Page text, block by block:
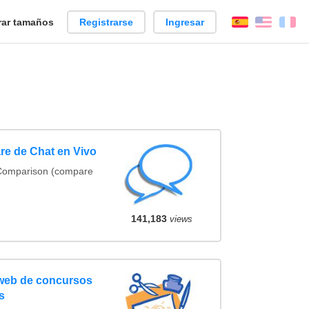
tamaños Registrarse Ingresar EspañolEnglish
de Chat en Vivo
(compare
141,183 views
de concursos